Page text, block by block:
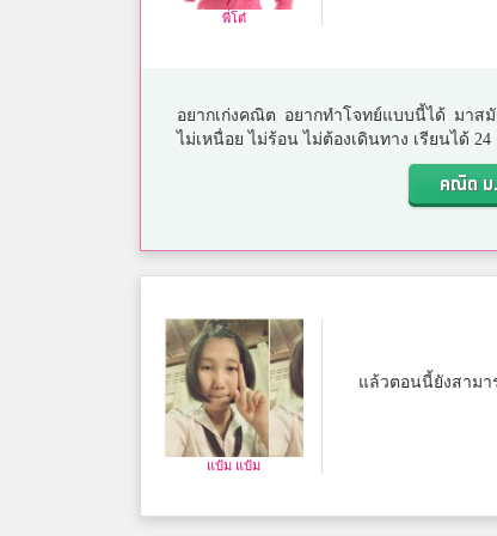
พี่โต๋
อยากเก่งคณิต อยากทำโจทย์แบบนี้ได้ มา
ไม่เหนื่อย ไม่ร้อน ไม่ต้องเดินทาง เรียนได้
คณิต
แป๋ม แป๋ม
แล้วตอนนี้ยังสามา